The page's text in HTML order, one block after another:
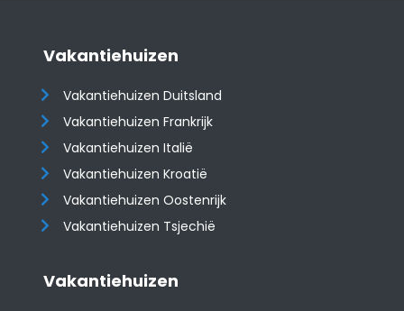
Vakantiehuizen
Vakantiehuizen Duitsland
Vakantiehuizen Frankrijk
Vakantiehuizen Italië
Vakantiehuizen Kroatië
​​​​​​​Vakantiehuizen Oostenrijk
Vakantiehuizen Tsjechië
Vakantiehuizen